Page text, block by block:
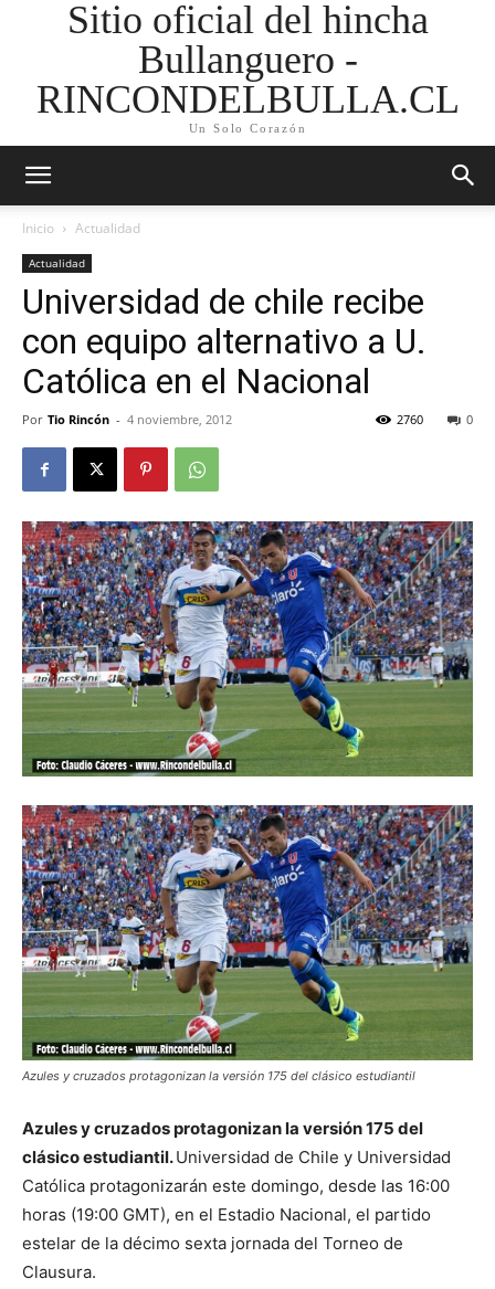
Sitio oficial del hincha
Bullanguero -
RINCONDELBULLA.CL
Un Solo Corazón
Inicio Actualidad
Actualidad
Universidad de chile recibe
con equipo alternativo a U.
Católica en el Nacional
Por Tio Rincón - 4 noviembre, 2012 0
2760
Azules y cruzados protagonizan la versión 175 del clásico estudiantil
Azules y cruzados protagonizan la versión 175 del
clásico estudiantil.Universidad de Chile y Universidad
Católica protagonizarán este domingo, desde las 16:00
horas (19:00 GMT), en el Estadio Nacional, el partido
estelar de la décimo sexta jornada del Torneo de
Clausura.